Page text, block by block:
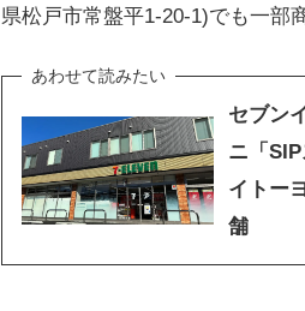
県松戸市常盤平1-20-1)でも一部
セブン
ニ「
イトー
舗